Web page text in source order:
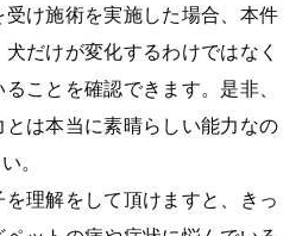
け施術を実施した場合、本件
だけが変化するわけではなく
ことを確認できます。是非、
は本当に素晴らしい能力なの
。
理解をして頂けますと、きっ